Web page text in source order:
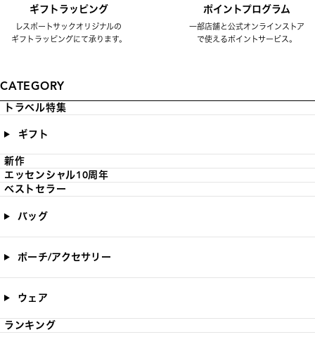
ギフトラッピング
レスポートサックオリジナルの
ギフトラッピングにて承ります。
ポイントプログラム
一部店舗と公式オンラインストア
で使えるポイントサービス。
CATEGORY
トラベル特集
ギフト
新作
エッセンシャル10周年
ベストセラー
バッグ
ポーチ/アクセサリー
ウェア
ランキング